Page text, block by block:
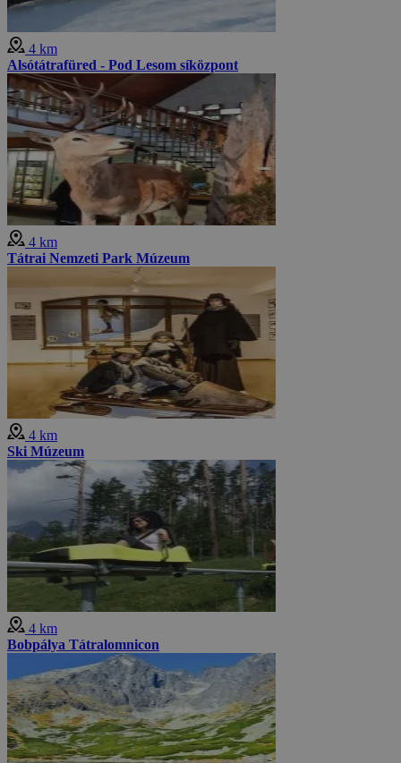
4 km
Alsótátrafüred - Pod Lesom síközpont
4 km
Tátrai Nemzeti Park Múzeum
4 km
Ski Múzeum
4 km
Bobpálya Tátralomnicon